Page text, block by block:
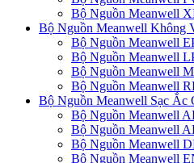
Bộ Nguồn Meanwell
Bộ Nguồn Meanwell Không
Bộ Nguồn Meanwell
Bộ Nguồn Meanwell
Bộ Nguồn Meanwell
Bộ Nguồn Meanwell
Bộ Nguồn Meanwell Sạc Ắc
Bộ Nguồn Meanwell
Bộ Nguồn Meanwell
Bộ Nguồn Meanwell
Bộ Nguồn Meanwell